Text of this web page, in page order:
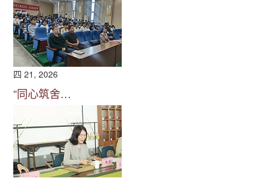
四 21, 2026
“同心筑舍…